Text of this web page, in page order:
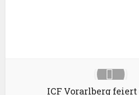
ICF Vorarlberg feiert